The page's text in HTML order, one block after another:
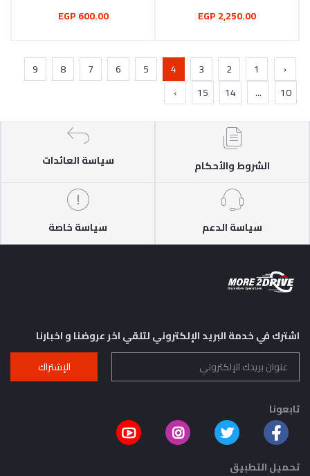
2,250.00 EGP
600.00 EGP
‹
1
2
3
4
5
6
7
8
9
10
...
14
15
›
الشروط والأحكام سياسة العائدات
سياسة الدعم سياسة خاصة
اشترك في خدمة البريد الإلكتروني لتلقي اخر عروضنا و اخبارنا
الإشتراك
تابعونا
تحميل التطبيق